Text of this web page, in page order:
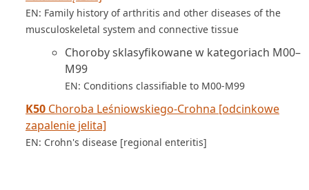
EN: Family history of arthritis and other diseases of the
musculoskeletal system and connective tissue
Choroby sklasyfikowane w kategoriach M00–
M99
EN: Conditions classifiable to M00-M99
K50 Choroba Leśniowskiego-Crohna [odcinkowe
zapalenie jelita]
EN: Crohn's disease [regional enteritis]